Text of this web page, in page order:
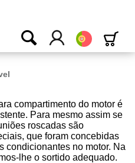
Português
compartimento do motor é
Para mesmo assim se
roscadas são
que foram concebidas
condicionantes no motor. Na
lhe o sortido adequado.